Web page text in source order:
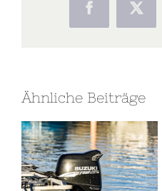
FacebookX
Ähnliche Beiträge